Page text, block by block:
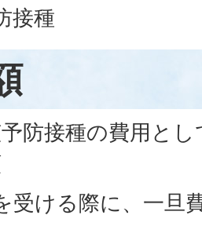
接種
防接種の費用と
受ける際に、一旦